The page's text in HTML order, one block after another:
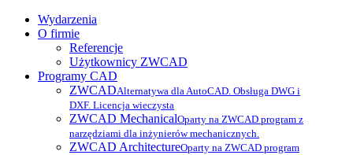
Wydarzenia
O firmie
Referencje
Użytkownicy ZWCAD
Programy CAD
ZWCADAlternatywa dla AutoCAD. Obsługa DWG i
DXF. Licencja wieczysta
ZWCAD MechanicalOparty na ZWCAD program z
narzędziami dla inżynierów mechanicznych.
ZWCAD ArchitectureOparty na ZWCAD program